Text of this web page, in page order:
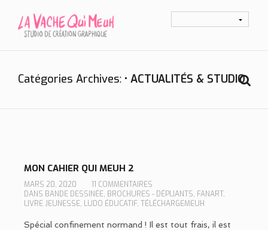
Catégories Archives • ACTUALITÉS & STUDIO
MON CAHIER QUI MEUH 2
MARS 20, 2020
11 COMMENTAIRES
DANS BANDE DESSINÉE, BROCHURES - DÉPLIANTS, FANART,
LIVRE JEUNESSE, LUDO ÉDUCATIF, TÉLÉCHARGEMEUH
Spécial confinement normand ! Il est tout frais, il est